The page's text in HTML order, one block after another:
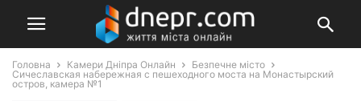
Головна Камери Дніпра Онлайн
Безпечне місто
Сичеславская набережная с пешеходного моста на Монастырский
остров, камера №1